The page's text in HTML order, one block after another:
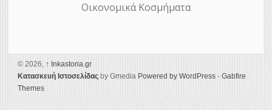
Οικονομικά Κοσμήματα
© 2026, ↑ Ιnkastoria.gr
Κατασκευή Ιστοσελίδας by Gmedia Powered by WordPress - Gabfire
Themes